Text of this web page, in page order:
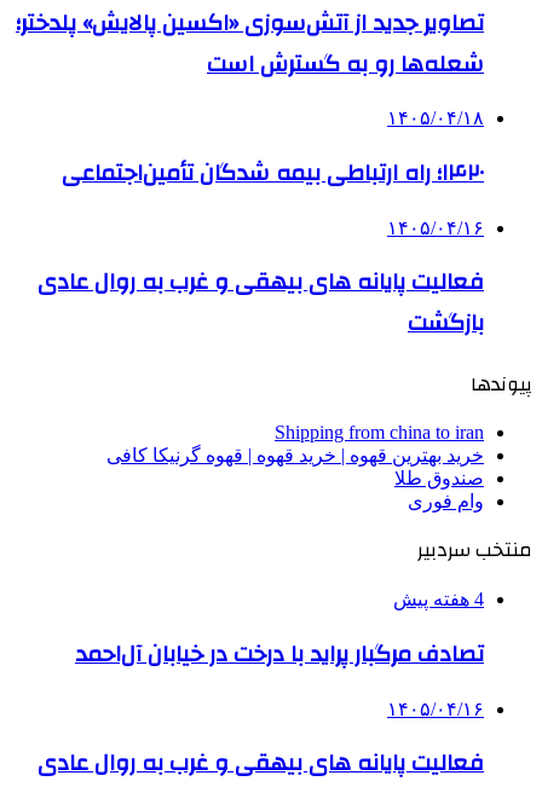
تصاویر جدید از آتش‌سوزی «اکسین پالایش» پلدختر؛
شعله‌ها رو به گسترش است
۱۴۰۵/۰۴/۱۸
۱۴۲۰؛ راه ارتباطی بیمه شدگان تأمین‌اجتماعی
۱۴۰۵/۰۴/۱۶
فعالیت پایانه های بیهقی و غرب به روال عادی
بازگشت
پیوندها
Shipping from china to iran
خرید بهترین قهوه | خرید قهوه | قهوه گرنیکا کافی
صندوق طلا
وام فوری
منتخب سردبیر
4 هفته پیش
تصادف مرگبار پراید با درخت در خیابان آل‌احمد
۱۴۰۵/۰۴/۱۶
فعالیت پایانه های بیهقی و غرب به روال عادی